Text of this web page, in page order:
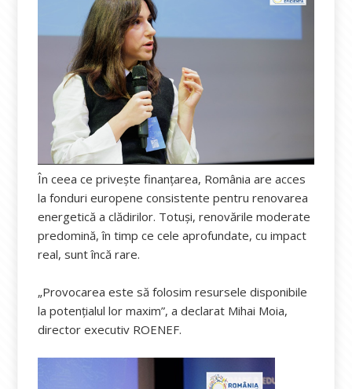
În ceea ce privește finanțarea, România are acces
la fonduri europene consistente pentru renovarea
energetică a clădirilor. Totuși, renovările moderate
predomină, în timp ce cele aprofundate, cu impact
real, sunt încă rare.
„Provocarea este să folosim resursele disponibile
la potențialul lor maxim”, a declarat Mihai Moia,
director executiv ROENEF.